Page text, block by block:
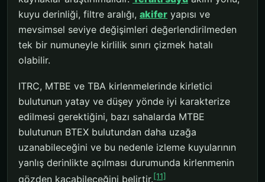
kuyu derinliği, filtre aralığı, akifer yapısı ve
mevsimsel seviye değişimleri değerlendirilmeden
tek bir numuneyle kirlilik sınırı çizmek hatalı
olabilir.
ITRC, MTBE ve TBA kirlenmelerinde kirletici
bulutunun yatay ve düşey yönde iyi karakterize
edilmesi gerektiğini, bazı sahalarda MTBE
bulutunun BTEX bulutundan daha uzağa
uzanabileceğini ve bu nedenle izleme kuyularının
yanlış derinlikte açılması durumunda kirlenmenin
gözden kaçabileceğini belirtir.[11]